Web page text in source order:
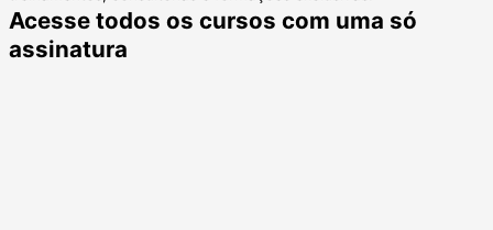
Acesse todos os cursos com uma só
assinatura